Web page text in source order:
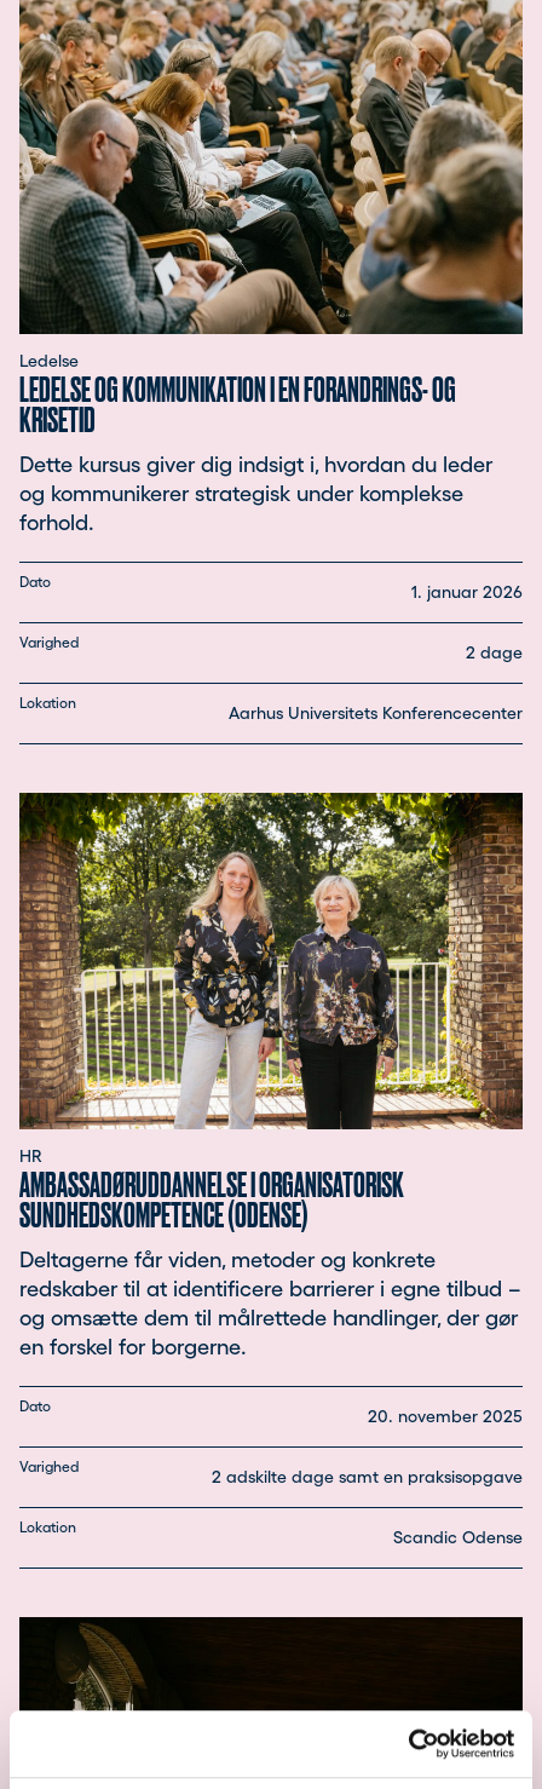
Ledelse
LEDELSE OG KOMMUNIKATION I EN FORANDRINGS- OG
KRISETID
Dette kursus giver dig indsigt i, hvordan du leder
og kommunikerer strategisk under komplekse
forhold.
Dato
1. januar 2026
Varighed
2 dage
Lokation
Aarhus Universitets Konferencecenter
HR
AMBASSADØRUDDANNELSE I ORGANISATORISK
SUNDHEDSKOMPETENCE (ODENSE)
Deltagerne får viden, metoder og konkrete
redskaber til at identificere barrierer i egne tilbud –
og omsætte dem til målrettede handlinger, der gør
en forskel for borgerne.
Dato
20. november 2025
Varighed
2 adskilte dage samt en praksisopgave
Lokation
Scandic Odense